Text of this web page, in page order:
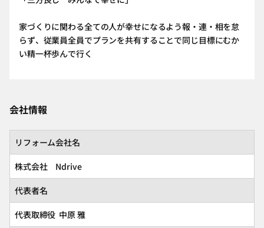
家づくりに関わる全ての人が幸せになるよう報・連・相を怠
らず、従業員全員でプランを共有することで同じ目標にむか
い精一杯歩んで行く
会社情報
リフォーム会社名
株式会社 Ndrive
代表者名
代表取締役 中原 雅